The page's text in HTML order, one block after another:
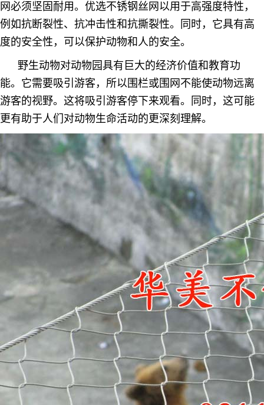
网必须坚固耐用。优选不锈钢丝网以用于高强度特性，
例如抗断裂性、抗冲击性和抗撕裂性。同时，它具有高
度的安全性，可以保护动物和人的安全。
野生动物对动物园具有巨大的经济价值和教育功
能。它需要吸引游客，所以围栏或围网不能使动物远离
游客的视野。这将吸引游客停下来观看。同时，这可能
更有助于人们对动物生命活动的更深刻理解。